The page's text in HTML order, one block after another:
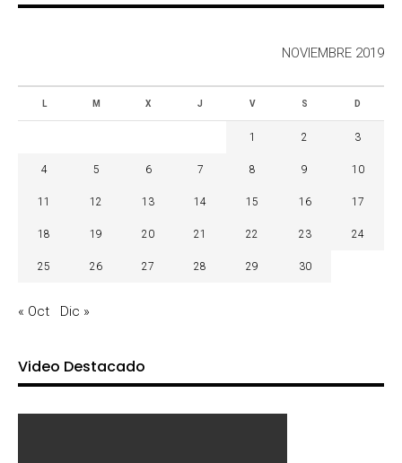
NOVIEMBRE 2019
L M X J V S D
1 2 3
4 5 6 7 8 9 10
11 12 13 14 15 16 17
18 19 20 21 22 23 24
25 26 27 28 29 30
« Oct Dic »
Video Destacado